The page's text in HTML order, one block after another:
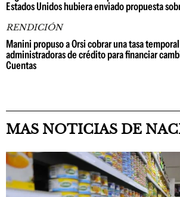
Estados Unidos hubiera enviado propuesta
RENDICIÓN
Manini propuso a Orsi cobrar una tasa
administradoras de crédito para financiar
Cuentas
MAS NOTICIAS DE